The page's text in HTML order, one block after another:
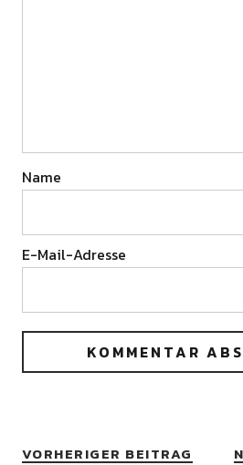
Name
E-Mail-Adresse
VORHERIGER BEITRAG